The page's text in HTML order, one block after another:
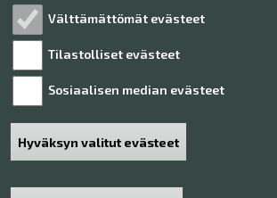
Välttämättömät evästeet
Tilastolliset evästeet
Sosiaalisen median evästeet
Hyväksyn valitut evästeet
Saavutettavuusseloste